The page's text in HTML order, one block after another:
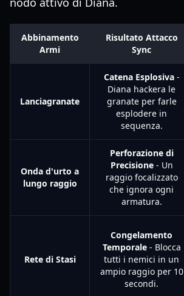
Abbinamento
Armi
Risultato Attacco
Sync
Lanciagranate
Catena Esplosiva-
Diana hackera le
granate per farle
esplodere in
sequenza.
Onda d'urto a
lungo raggio
Perforazione di
Precisione- Un
raggio focalizzato
che ignora ogni
armatura.
Rete di Stasi
Congelamento
Temporale- Blocca
tutti i nemici in un
ampio raggio per 10
secondi.